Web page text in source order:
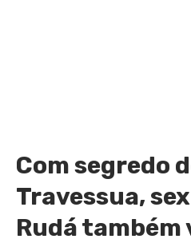
Com segredo
Travessua,
Rudá também